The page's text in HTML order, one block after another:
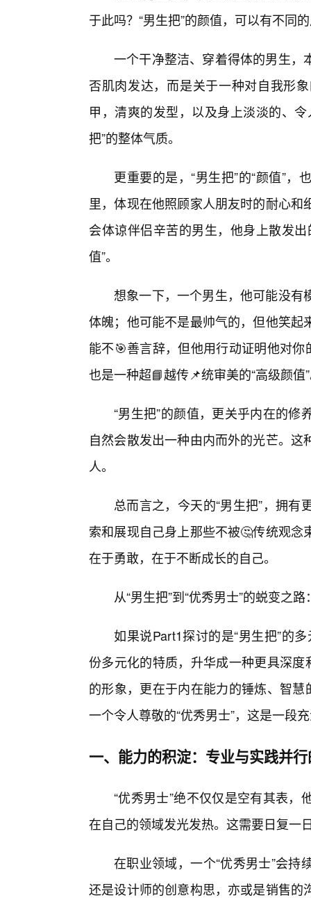
于此吗？“男生把”的颜值，可以有不同
一个干净整洁、穿着得体的男生，
否肌肉发达，而是关于一种对自我形
甲，清爽的发型，以及身上淡淡的、
把”的整体气质。
更重要的是，“男生把”的“颜值”
里，体现在他照顾家人朋友时的耐心
会体谅伴侣辛苦的男生，他身上散发
值”。
想象一下，一个男生，他可能没有
体魄；他可能不是最帅气的，但他笑
能不🎯善言辞，但他用行动证明他对
也是一种超📘越传📌统审美的“高级颜值
“男生把”的颜值，更关乎内在的
自然会散发出一种由内而外的光芒。
人。
总而言之，今天的“男生把”，拥
索和展现自己身上那些不被🤔传统观
在于勇敢，在于不断成长的自己。
从“男生把”到“优秀男士”的蜕变之
如果说Part1探讨的是“男生把”的
份多元化的特质，升华成一种更具深
的形象，更在于内在能力的锤炼、智
一个令人尊敬的“优秀男士”，这是一段
一、能力的积淀：专业与实践并
“优秀男士”绝不仅仅是空有其表
在自己的领域发光发热。这需要日复一
在职业领域，一个“优秀男士”会
还是设计师的创意构思，亦或是销售